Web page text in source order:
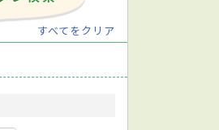
すべてをクリア